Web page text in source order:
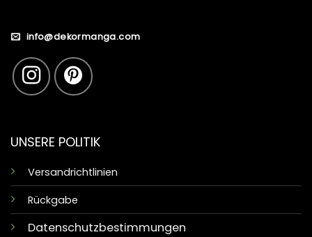
info@dekormanga.com
UNSERE POLITIK
Versandrichtlinien
Rückgabe
Datenschutzbestimmungen